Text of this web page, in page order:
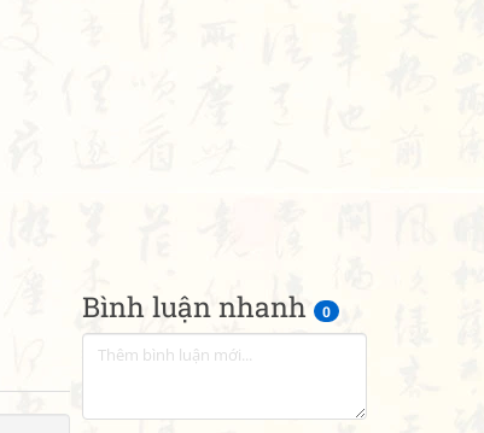
Bình luận nhanh 0